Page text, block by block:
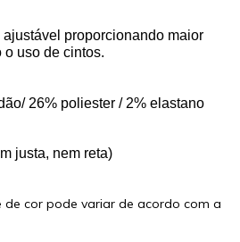
proporcionando maior
uso de cintos.
26% poliester / 2% elastano
justa, nem reta)
cor pode variar de acordo com a